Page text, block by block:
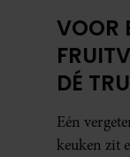
VOOR
DÉ
Eén
keuken zit